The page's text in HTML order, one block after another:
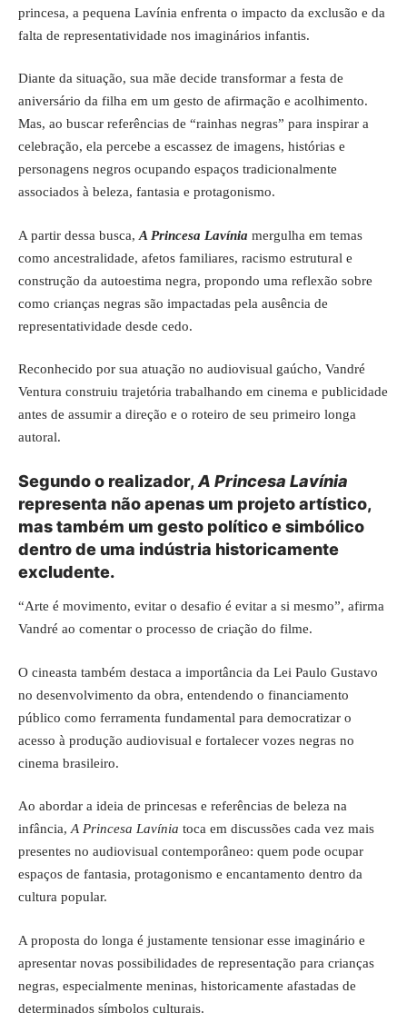
princesa, a pequena Lavínia enfrenta o impacto da exclusão e da
falta de representatividade nos imaginários infantis.
Diante da situação, sua mãe decide transformar a festa de
aniversário da filha em um gesto de afirmação e acolhimento.
Mas, ao buscar referências de “rainhas negras” para inspirar a
celebração, ela percebe a escassez de imagens, histórias e
personagens negros ocupando espaços tradicionalmente
associados à beleza, fantasia e protagonismo.
A partir dessa busca, A Princesa Lavínia mergulha em temas
como ancestralidade, afetos familiares, racismo estrutural e
construção da autoestima negra, propondo uma reflexão sobre
como crianças negras são impactadas pela ausência de
representatividade desde cedo.
Reconhecido por sua atuação no audiovisual gaúcho, Vandré
Ventura construiu trajetória trabalhando em cinema e publicidade
antes de assumir a direção e o roteiro de seu primeiro longa
autoral.
Segundo o realizador, A Princesa Lavínia
representa não apenas um projeto artístico,
mas também um gesto político e simbólico
dentro de uma indústria historicamente
excludente.
“Arte é movimento, evitar o desafio é evitar a si mesmo”, afirma
Vandré ao comentar o processo de criação do filme.
O cineasta também destaca a importância da Lei Paulo Gustavo
no desenvolvimento da obra, entendendo o financiamento
público como ferramenta fundamental para democratizar o
acesso à produção audiovisual e fortalecer vozes negras no
cinema brasileiro.
Ao abordar a ideia de princesas e referências de beleza na
infância, A Princesa Lavínia toca em discussões cada vez mais
presentes no audiovisual contemporâneo: quem pode ocupar
espaços de fantasia, protagonismo e encantamento dentro da
cultura popular.
A proposta do longa é justamente tensionar esse imaginário e
apresentar novas possibilidades de representação para crianças
negras, especialmente meninas, historicamente afastadas de
determinados símbolos culturais.